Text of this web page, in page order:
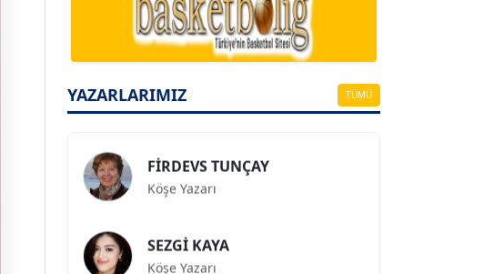
YAZARLARIMIZ TÜMÜ
Köşe Yazarı
ESAT ERÇETİNGÖZ
Köşe Yazarı
Köşe Yazarı
Köşe Yazarı